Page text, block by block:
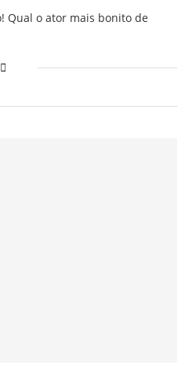
Qual o ator mais bonito de